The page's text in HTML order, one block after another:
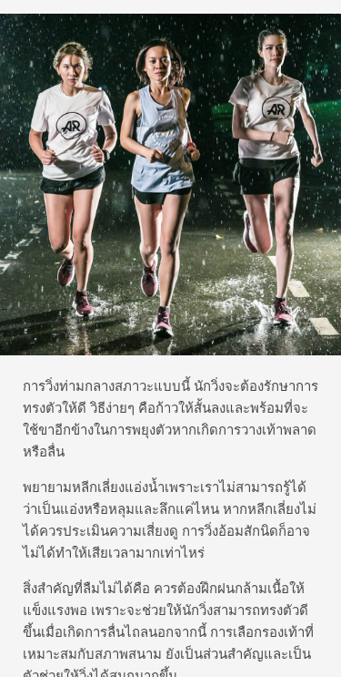
การวิ่งท่ามกลางสภาวะแบบนี้ นักวิ่งจะต้องรักษาการ
ทรงตัวให้ดี วิธีง่ายๆ คือก้าวให้สั้นลงและพร้อมที่จะ
ใช้ขาอีกข้างในการพยุงตัวหากเกิดการวางเท้าพลาด
หรือลื่น
พยายามหลีกเลี่ยงแอ่งน้ำเพราะเราไม่สามารถรู้ได้
ว่าเป็นแอ่งหรือหลุมและลึกแค่ไหน หากหลีกเลี่ยงไม่
ได้ควรประเมินความเสี่ยงดู การวิ่งอ้อมสักนิดก็อาจ
ไม่ได้ทำให้เสียเวลามากเท่าไหร่
สิ่งสำคัญที่ลืมไม่ได้คือ ควรต้องฝึกฝนกล้ามเนื้อให้
แข็งแรงพอ เพราะจะช่วยให้นักวิ่งสามารถทรงตัวดี
ขึ้นเมื่อเกิดการลื่นไถลนอกจากนี้ การเลือกรองเท้าที่
เหมาะสมกับสภาพสนาม ยังเป็นส่วนสำคัญและเป็น